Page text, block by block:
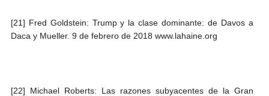
[21] Fred Goldstein: Trump y la clase dominante: de Davos a
Daca y Mueller. 9 de febrero de 2018 www.lahaine.org
[22] Michael Roberts: Las razones subyacentes de la Gran